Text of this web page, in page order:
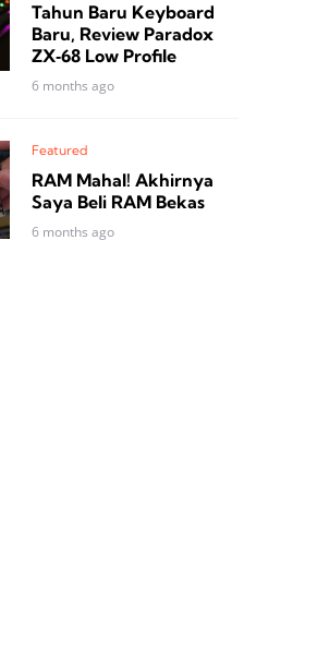
Tahun Baru Keyboard
Baru, Review Paradox
ZX‑68 Low Profile
6 months ago
Featured
RAM Mahal! Akhirnya
Saya Beli RAM Bekas
6 months ago